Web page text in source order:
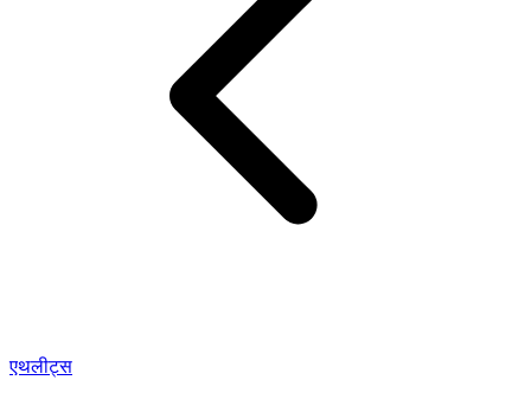
एथलीट्स